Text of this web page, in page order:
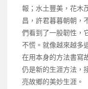
報；水土豐美，花木
昌，許君暮暮朝朝，
們看到了一股韌性，
不慌。就像越來越多
在用本身的方法書寫
仍是新的生涯方法，
亮故鄉的美妙生涯。